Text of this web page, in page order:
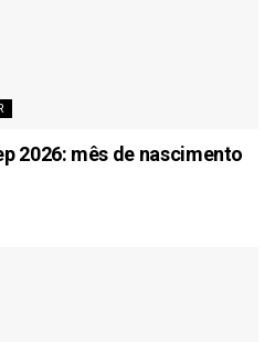
2026: mês de nascimento